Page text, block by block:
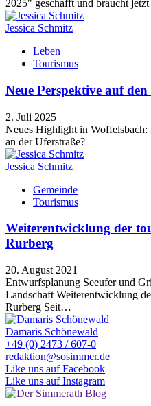
2025" geschafft und braucht
Jessica Schmitz
Leben
Tourismus
Neue Perspektive auf
2. Juli 2025
Neues Highlight in
an der Uferstraße?
Jessica Schmitz
Gemeinde
Tourismus
Weiterentwicklung der
Rurberg
20. August 2021
Entwurfsplanung Seeufer und
Landschaft Weiterentwicklung
Rurberg Seit…
Damaris Schönewald
+49 (0) 2473 / 607-0
redaktion@sosimmer.de
Like uns auf Facebook
Like uns auf Instagram